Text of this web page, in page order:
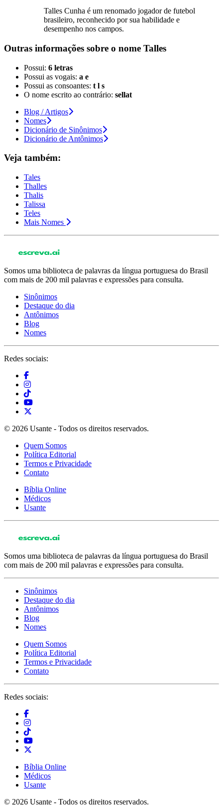
Talles Cunha é um renomado jogador de futebol
brasileiro, reconhecido por sua habilidade e
desempenho nos campos.
Outras informações sobre o nome Talles
Possui: 6 letras
Possui as vogais: a e
Possui as consoantes: t l s
O nome escrito ao contrário: sellat
Blog / Artigos
Nomes
Dicionário de Sinônimos
Dicionário de Antônimos
Veja também:
Tales
Thalles
Thalis
Talissa
Teles
Mais Nomes
Somos uma biblioteca de palavras da língua portuguesa do Brasil
com mais de 200 mil palavras e expressões para consulta.
Sinônimos
Destaque do dia
Antônimos
Blog
Nomes
Redes sociais:
© 2026 Usante - Todos os direitos reservados.
Quem Somos
Política Editorial
Termos e Privacidade
Contato
Bíblia Online
Médicos
Usante
Somos uma biblioteca de palavras da língua portuguesa do Brasil
com mais de 200 mil palavras e expressões para consulta.
Sinônimos
Destaque do dia
Antônimos
Blog
Nomes
Quem Somos
Política Editorial
Termos e Privacidade
Contato
Redes sociais:
Bíblia Online
Médicos
Usante
© 2026 Usante - Todos os direitos reservados.